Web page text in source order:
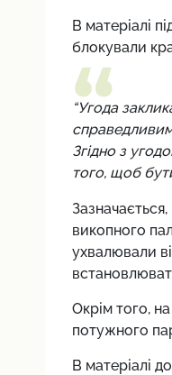
В матеріалі
блокували
“Угода
Згідно з
того, щоб
викопного
ухвалювали
Окрім того,
потужного
В матеріалі